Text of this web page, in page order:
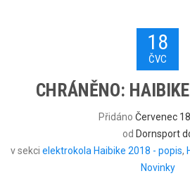
18
ČVC
CHRÁNĚNO:
Přidáno Červenec
od Dornsport
v sekci elektrokola Haibike 2018 - popis,
Novinky